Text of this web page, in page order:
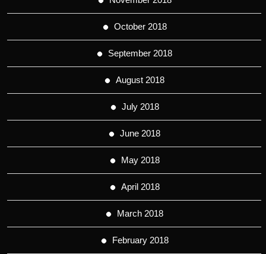
October 2018
September 2018
August 2018
July 2018
June 2018
May 2018
April 2018
March 2018
February 2018